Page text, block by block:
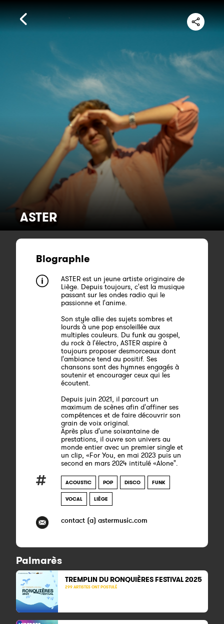
ASTER
Biographie
ASTER est un jeune artiste originaire de
Liège. Depuis toujours, c'est la musique
passant sur les ondes radio qui le
passionne et l'anime.
Son style allie des sujets sombres et
lourds à une pop ensoleillée aux
multiples couleurs. Du funk au gospel,
du rock à l'électro, ASTER aspire à
toujours proposer desmorceaux dont
l'ambiance tend au positif. Ses
chansons sont des hymnes engagés à
soutenir et encourager ceux qui les
écoutent.
Depuis juin 2021, il parcourt un
maximum de scènes afin d'affiner ses
compétences et de faire découvrir son
grain de voix original.
Après plus d'une soixantaine de
prestations, il ouvre son univers au
monde entier avec un premier single et
un clip, «For You, en mai 2023 puis un
second en mars 2024 intitulé «Alone".
ACOUSTIC POP DISCO FUNK
VOCAL LIÈGE
contact (a) astermusic.com
Palmarès
TREMPLIN DU RONQUIÈRES FESTIVAL 2025
299 ARTISTES ONT POSTULÉ